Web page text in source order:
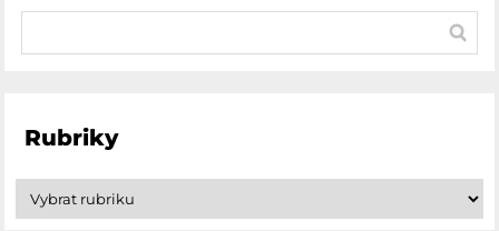
Rubriky